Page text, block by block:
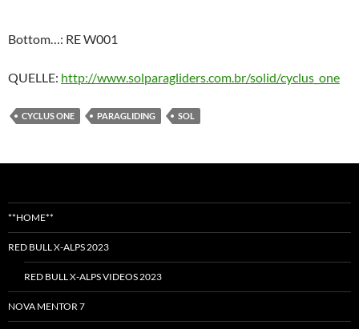
Bottom…: RE W001
QUELLE: http://www.solparagliders.com.br/solid/cyclus_one
CYCLUS ONE PARAGLIDING SOL
**HOME**
RED BULL X-ALPS 2023
RED BULL X-ALPS VIDEOS 2023
NOVA MENTOR 7